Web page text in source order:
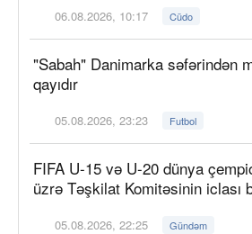
06.08.2026, 10:17 Cüdo
"Sabah" Danimarka səfərindən
qayıdır
05.08.2026, 23:23 Futbol
FIFA U-15 və U-20 dünya
üzrə Təşkilat Komitəsinin iclası
05.08.2026, 22:25 Gündəm